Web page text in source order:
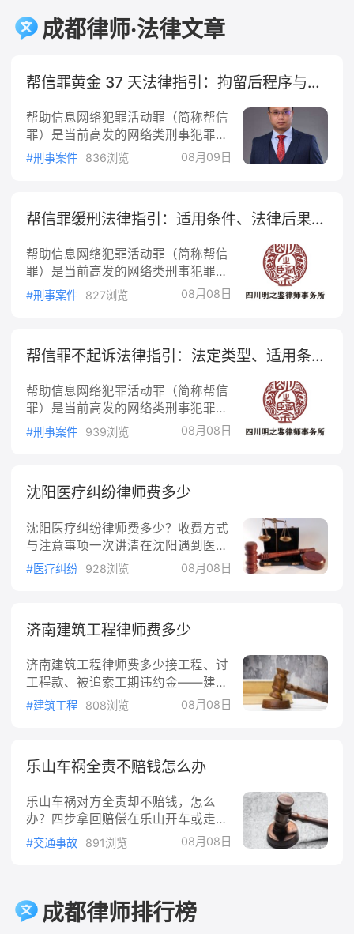
情节的，处三年以上十年以下有期徒刑，并处罚
金；数额特别巨大或者有其他特别严重情节的，处
刀威胁他人的行为导致被害人受到精神损害或者财
任。
成都律师·法律文章
帮信罪黄金 37 天法律指引：拘留后程序与辩护要点
帮助信息网络犯罪活动罪（简称帮信
罪）是当前高发的网络类刑事犯罪，
当事人被刑事拘留后的37天是刑事辩
“黄金37天”由两段法定期间构成：刑
刑事诉讼法》第九十一条，公安机关
对被拘留的人，认为需要逮捕的，应
当在拘留后的三日以内，提请人民检
#刑事案件 836浏览 08月09日
帮信罪缓刑法律指引：适用条件、法律后果与法律依据
帮助信息网络犯罪活动罪（简称帮信
罪）是当前高发的网络类刑事犯罪，
缓刑是该类案件中常见的量刑诉求。
本文从法律规定层面，梳理帮信罪缓
《中华人民共和国刑法》第七十二条
期徒刑的犯罪分子，同时符合下列条
件的，可以宣告缓刑，对其中不满十
八周岁的人、怀孕的妇女和已满七十
#刑事案件 827浏览 08月08日
帮信罪不起诉法律指引：法定类型、适用条件与法律依据
帮助信息网络犯罪活动罪（简称帮信
罪）是当前高发的网络类刑事犯罪，
不起诉是该类案件中较为理想的处理
型根据《中华人民共和国刑事诉讼
不起诉犯罪嫌疑人没有犯罪事实，或
者有下列情形之一的，人民检察院应
当作出不起诉决定：情节显著轻微、
#刑事案件 939浏览 08月08日
沈阳医疗纠纷律师费多少
沈阳医疗纠纷律师费多少？收费方式
与注意事项一次讲清在沈阳遇到医疗
纠纷，比如手术出问题、用药出错、
的。下面把医疗纠纷律师费怎么算、
一、沈阳医疗纠纷律师费怎么收？通
常有三种方式依据《律师服务收费管
理办法》第九条，律师服务收费实行
各家律所普遍采用下面三种方式：1.
赔
#医疗纠纷 928浏览 08月08日
济南建筑工程律师费多少
济南建筑工程律师费多少接工程、讨
工程款、被追索工期违约金——建设
工程纠纷找律师是常事，但济南请一
于被牵着走。一、济南建筑工程律师
收费，主要就三种方式。固定收费案
情简单、争议不大的案子，比如单纯
的建材货款纠纷、小金额的劳务费纠
收费这是工程纠纷最主流的算法。依
据《律师服
#建筑工程 808浏览 08月08日
乐山车祸全责不赔钱怎么办
乐山车祸对方全责却不赔钱，怎么
办？四步拿回赔偿在乐山开车或走路
被撞，交警出了事故认定书，对方全
责。可真到赔钱这一步，对方要么说
律上其实给你留了一条完整的路径，
按顺序走就行。一、全责不赔钱，先
#交通事故 891浏览 08月08日
成都律师排行榜